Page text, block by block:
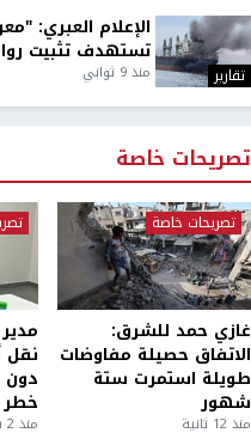
تقارير
الإعلام العبري:
تستهدف تثبيت
منذ 9 ثواني
تصريحات خاصة
تصريحات خاصة
غازي حمد للشرق:
الاتفاق حصيلة مفاوضات
طويلة استمرت ستة
شهور
منذ 12 ثانية
نقل
دون
منذ 2 ساعة